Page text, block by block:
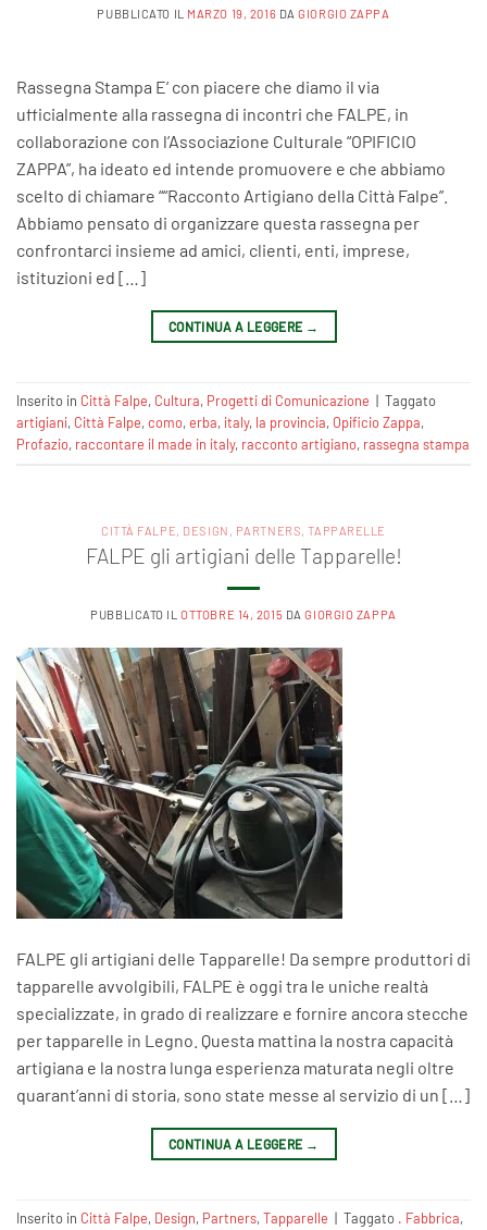
PUBBLICATO IL MARZO 19, 2016 DAGIORGIO ZAPPA
Rassegna Stampa E’ con piacere che diamo il via
ufficialmente alla rassegna di incontri che FALPE, in
collaborazione con l’Associazione Culturale “OPIFICIO
ZAPPA”, ha ideato ed intende promuovere e che abbiamo
scelto di chiamare ““Racconto Artigiano della Città Falpe”.
Abbiamo pensato di organizzare questa rassegna per
confrontarci insieme ad amici, clienti, enti, imprese,
istituzioni ed […]
CONTINUA A LEGGERE →
Inserito in Città Falpe, Cultura, Progetti di Comunicazione | Taggato
artigiani, Città Falpe,como,erba, italy, la provincia, Opificio Zappa,
Profazio, raccontare il made in italy, racconto artigiano, rassegna stampa
CITTÀ FALPE, DESIGN , PARTNERS,TAPPARELLE
FALPE gli artigiani delle Tapparelle!
PUBBLICATO ILOTTOBRE 14, 2015 DAGIORGIO ZAPPA
FALPE gli artigiani delle Tapparelle! Da sempre produttori di
tapparelle avvolgibili, FALPE è oggi tra le uniche realtà
specializzate, in grado di realizzare e fornire ancora stecche
per tapparelle in Legno. Questa mattina la nostra capacità
artigiana e la nostra lunga esperienza maturata negli oltre
quarant’anni di storia, sono state messe al servizio di un […]
CONTINUA A LEGGERE →
Inserito in Città Falpe, Design, Partners,Tapparelle | Taggato . Fabbrica‬,